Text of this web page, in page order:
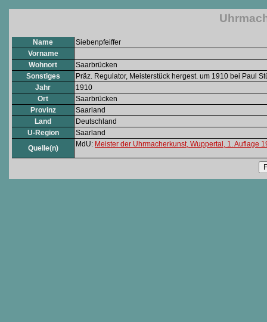
Name
Siebenpfeiffer
Vorname
Wohnort
Saarbrücken
Sonstiges
Präz. Regulator, Meisterstück hergest. um 1910 bei Paul
Jahr
1910
Ort
Saarbrücken
Provinz
Saarland
Land
Deutschland
U-Region
Saarland
Quelle(n)
MdU: Meister der Uhrmacherkunst, Wuppertal, 1. Auflage